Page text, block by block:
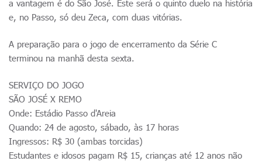
a vantagem é do São José. Este será o quinto duelo na história
e, no Passo, só deu Zeca, com duas vitórias.
A preparação para o jogo de encerramento da Série C
terminou na manhã desta sexta.
SERVIÇO DO JOGO
SÃO JOSÉ X REMO
Onde: Estádio Passo d'Areia
Quando: 24 de agosto, sábado, às 17 horas
Ingressos: R$ 30 (ambas torcidas)
Estudantes e idosos pagam R$ 15, crianças até 12 anos não